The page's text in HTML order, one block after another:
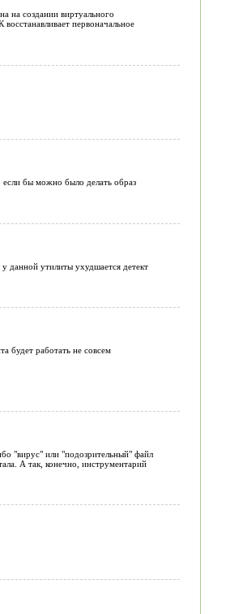
на создании виртуального
первоначальное
бы можно было делать образ
данной утилиты ухудшается детект
будет работать не совсем
"вирус" или "подозрительный" файл
А так, конечно, инструментарий